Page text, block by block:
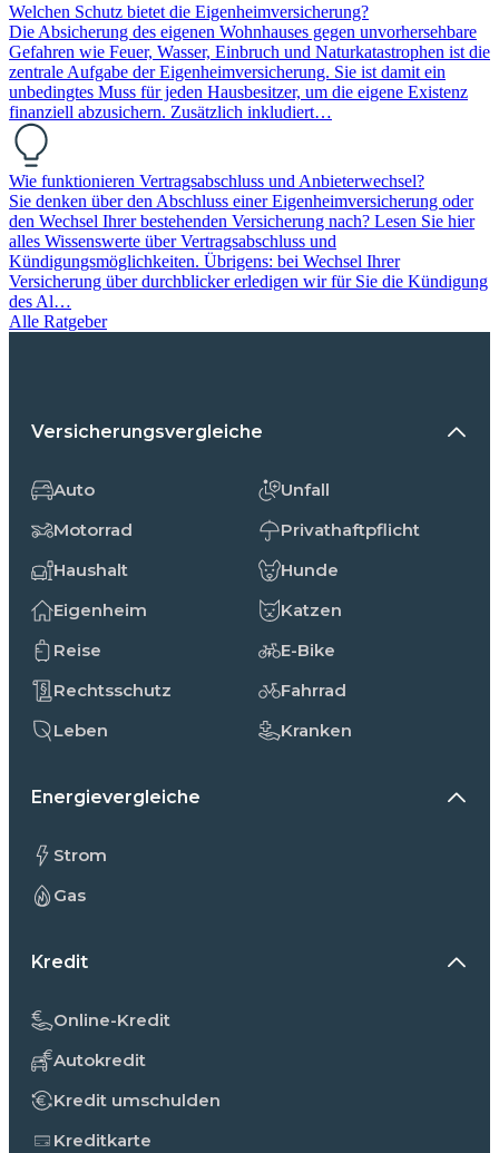
Welchen Schutz bietet die Eigenheimversicherung?
Die Absicherung des eigenen Wohnhauses gegen unvorhersehbare
Gefahren wie Feuer, Wasser, Einbruch und Naturkatastrophen ist die
zentrale Aufgabe der Eigenheimversicherung. Sie ist damit ein
unbedingtes Muss für jeden Hausbesitzer, um die eigene Existenz
finanziell abzusichern. Zusätzlich inkludiert…
Wie funktionieren Vertragsabschluss und Anbieterwechsel?
Sie denken über den Abschluss einer Eigenheimversicherung oder
den Wechsel Ihrer bestehenden Versicherung nach? Lesen Sie hier
alles Wissenswerte über Vertragsabschluss und
Kündigungsmöglichkeiten. Übrigens: bei Wechsel Ihrer
Versicherung über durchblicker erledigen wir für Sie die Kündigung
des Al…
Alle Ratgeber
Versicherungsvergleiche
Auto
Motorrad
Haushalt
Eigenheim
Reise
Rechtsschutz
Leben
Unfall
Privathaftpflicht
Hunde
Katzen
E-Bike
Fahrrad
Kranken
Energievergleiche
Strom
Gas
Kredit
Online-Kredit
Autokredit
Kredit umschulden
Kreditkarte